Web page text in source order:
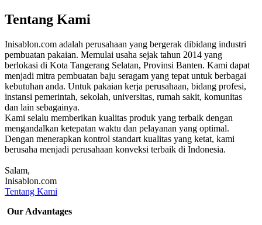
Tentang Kami
Inisablon.com adalah perusahaan yang bergerak dibidang industri
pembuatan pakaian. Memulai usaha sejak tahun 2014 yang
berlokasi di Kota Tangerang Selatan, Provinsi Banten. Kami dapat
menjadi mitra pembuatan baju seragam yang tepat untuk berbagai
kebutuhan anda. Untuk pakaian kerja perusahaan, bidang profesi,
instansi pemerintah, sekolah, universitas, rumah sakit, komunitas
dan lain sebagainya.
Kami selalu memberikan kualitas produk yang terbaik dengan
mengandalkan ketepatan waktu dan pelayanan yang optimal.
Dengan menerapkan kontrol standart kualitas yang ketat, kami
berusaha menjadi perusahaan konveksi terbaik di Indonesia.
Salam,
Inisablon.com
Tentang Kami
Our Advantages